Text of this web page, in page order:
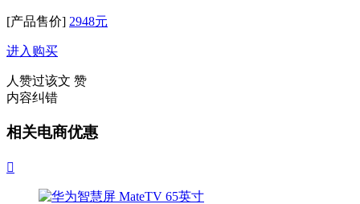
[产品售价] 2948元
进入购买
人赞过该文 赞
内容纠错
相关电商优惠
